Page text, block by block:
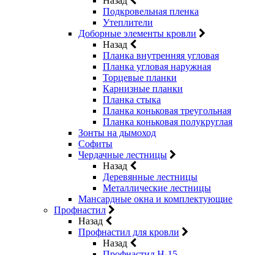
Подкровельная пленка
Утеплители
Доборные элементы кровли
Назад
Планка внутренняя угловая
Планка угловая наружная
Торцевые планки
Карнизные планки
Планка стыка
Планка коньковая треугольная
Планка коньковая полукруглая
Зонты на дымоход
Софиты
Чердачные лестницы
Назад
Деревянные лестницы
Металлические лестницы
Мансардные окна и комплектующие
Профнастил
Назад
Профнастил для кровли
Назад